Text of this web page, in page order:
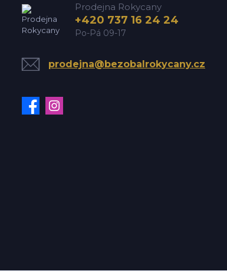
Prodejna Rokycany
+420 737 16 24 24
Po-Pá 09-17
prodejna@bezobalrokycany.cz